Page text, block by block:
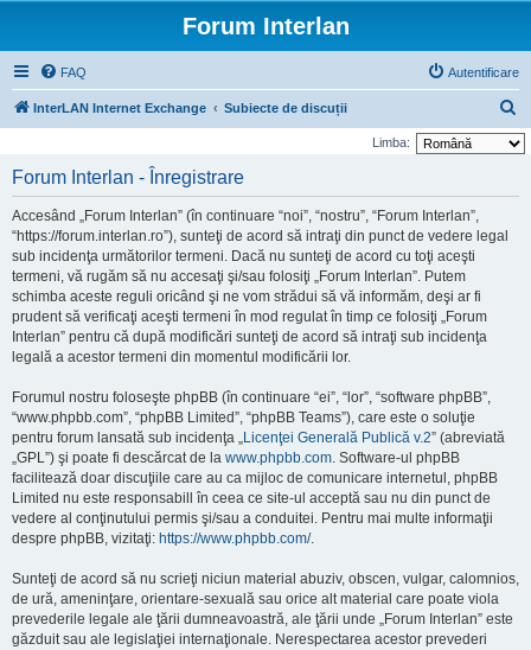
Forum Interlan
FAQ Autentificare
InterLAN Internet Exchange Subiecte de discuții
ă
Limba:
Forum Interlan - Înregistrare
Accesând „Forum Interlan” (în continuare “noi”, “nostru”, “Forum Interlan”,
“https://forum.interlan.ro”), sunteţi de acord să intraţi din punct de vedere legal
sub incidenţa următorilor termeni. Dacă nu sunteţi de acord cu toţi aceşti
termeni, vă rugăm să nu accesaţi şi/sau folosiţi „Forum Interlan”. Putem
schimba aceste reguli oricând şi ne vom strădui să vă informăm, deşi ar fi
prudent să verificaţi aceşti termeni în mod regulat în timp ce folosiţi „Forum
Interlan” pentru că după modificări sunteţi de acord să intraţi sub incidenţa
legală a acestor termeni din momentul modificării lor.
Forumul nostru foloseşte phpBB (în continuare “ei”, “lor”, “software phpBB”,
“www.phpbb.com”, “phpBB Limited”, “phpBB Teams”), care este o soluţie
pentru forum lansată sub incidenţa „Licenţei Generală Publică v.2” (abreviată
„GPL”) şi poate fi descărcat de la www.phpbb.com. Software-ul phpBB
facilitează doar discuţiile care au ca mijloc de comunicare internetul, phpBB
Limited nu este responsabill în ceea ce site-ul acceptă sau nu din punct de
vedere al conţinutului permis şi/sau a conduitei. Pentru mai multe informaţii
despre phpBB, vizitaţi: https://www.phpbb.com/.
Sunteţi de acord să nu scrieţi niciun material abuziv, obscen, vulgar, calomnios,
de ură, ameninţare, orientare-sexuală sau orice alt material care poate viola
prevederile legale ale ţării dumneavoastră, ale ţării unde „Forum Interlan” este
găzduit sau ale legislaţiei internaţionale. Nerespectarea acestor prevederi